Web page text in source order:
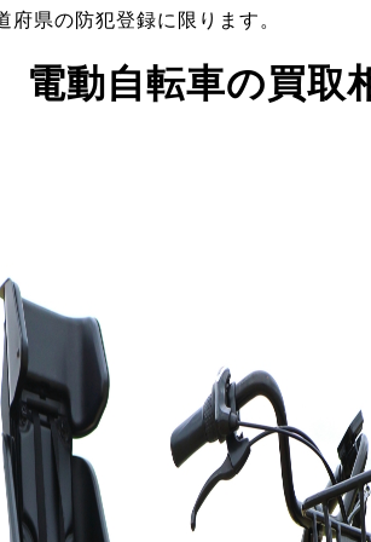
県の防犯登録に限ります。
電動自転車の買取